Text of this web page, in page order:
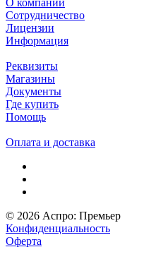
Сотрудничество
Лицензии
Информация
Реквизиты
Магазины
Документы
Где купить
Помощь
Оплата и доставка
© 2026 Аспро: Премьер
Конфиденциальность
Оферта